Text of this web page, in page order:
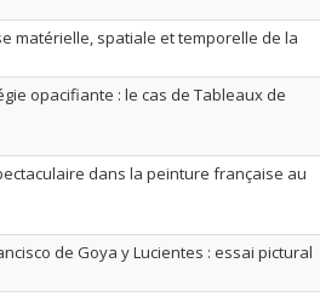
matérielle, spatiale et temporelle de la
opacifiante : le cas de Tableaux de
dans la peinture française au
de Goya y Lucientes : essai pictural